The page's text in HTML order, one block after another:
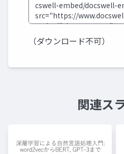
（ダウンロード不可）
関連ス